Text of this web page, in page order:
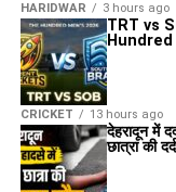
HARIDWAR 3 hours ago
CRICKET 13 hours ago
TRT vs
Hundred
देहरादून में
छात्रा की